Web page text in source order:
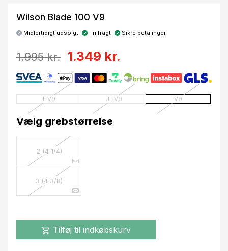
Wilson Blade 100 V9
Midlertidigt udsolgt Fri fragt Sikre betalinger
1.995 kr. 1.349 kr.
L V9 UL V9 V9
Vælg grebstørrelse
2 (4 1/4)
3 (4 3/8)
shopping_cart Tilføj til indkøbskurv